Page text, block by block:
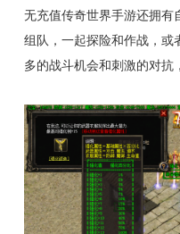
无充值传奇世界手游还拥有
组队，一起探险和作战，或
多的战斗机会和刺激的对抗